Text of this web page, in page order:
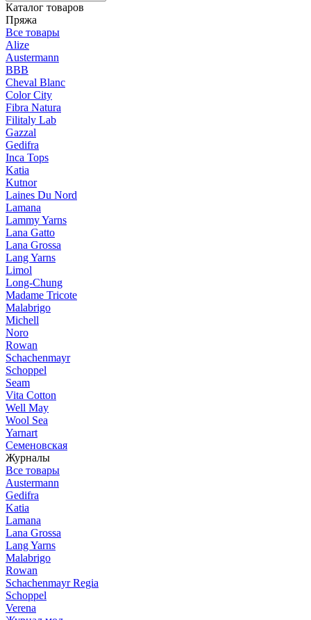
Каталог товаров
Пряжа
Все товары
Alize
Austermann
BBB
Cheval Blanc
Color City
Fibra Natura
Filitaly Lab
Gazzal
Gedifra
Inca Tops
Katia
Kutnor
Laines Du Nord
Lamana
Lammy Yarns
Lana Gatto
Lana Grossa
Lang Yarns
Limol
Long-Chung
Madame Tricote
Malabrigo
Michell
Noro
Rowan
Schachenmayr
Schoppel
Seam
Vita Cotton
Well May
Wool Sea
Yarnart
Семеновская
Журналы
Все товары
Austermann
Gedifra
Katia
Lamana
Lana Grossa
Lang Yarns
Malabrigo
Rowan
Schachenmayr Regia
Schoppel
Verena